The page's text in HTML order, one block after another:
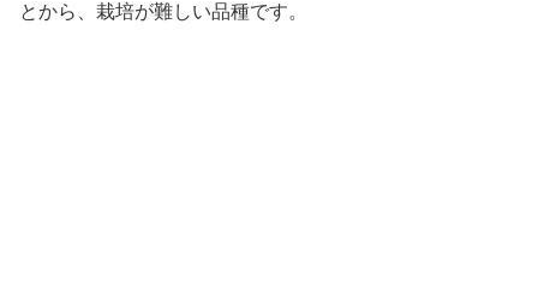
とから、栽培が難しい品種です。